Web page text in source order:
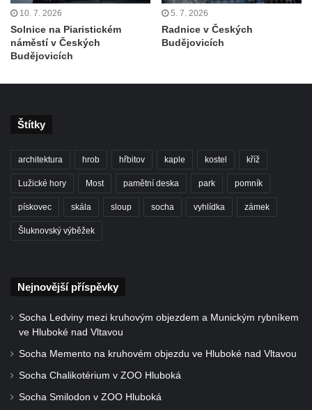
Krakonošovy schody v Teplicích nad Metují
Kubečkova fara čp. 54 v Machovské Lhotě
Vila Landhaus čp. 1230/6 v ulici Pod
Škvárovník v Teplicích
Úřednický dům s voliérou u zámku v
okny u zámku v Teplicích
Zlaté slunce
10. 7. 2026
Solnice na Piaristickém
náměstí v Českých
Budějovicích
5. 7. 2026
Radnice v Českých
Budějovicích
Štítky
architektura hrob hřbitov kaple kostel kříž
Lužické hory Most pamětní deska park pomník
pískovec skála sloup socha vyhlídka zámek
Šluknovský výběžek
Nejnovější příspěvky
Socha Ledviny mezi kruhovým objezdem a Munickým rybníkem
ve Hluboké nad Vltavou
Socha Memento na kruhovém objezdu ve Hluboké nad Vltavou
Socha Chalikotérium v ZOO Hluboká
Socha Smilodon v ZOO Hluboká